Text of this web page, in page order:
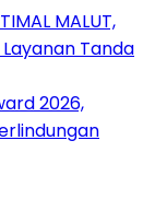
MALUT,
Tanda
2026,